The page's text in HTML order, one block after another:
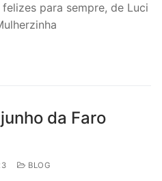
para sempre, de Luci
da Faro
BLOG